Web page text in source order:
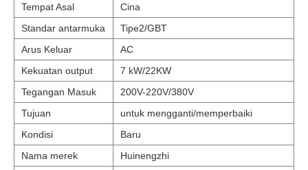
Tempat Asal
Cina
Standar antarmuka
Tipe2/GBT
Arus Keluar
AC
Kekuatan output
7 kW/22KW
Tegangan Masuk
200V-220V/380V
Tujuan
untuk mengganti/memperbaiki
Kondisi
Baru
Nama merek
Huinengzhi